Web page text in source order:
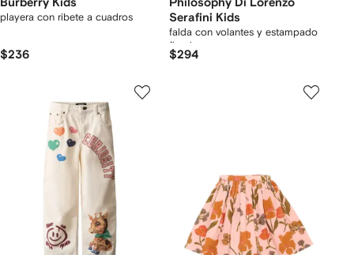
Burberry Kids
playera con ribete a cuadros
$236
Philosophy Di Lorenzo
Serafini Kids
falda con volantes y estampado
floral
$294